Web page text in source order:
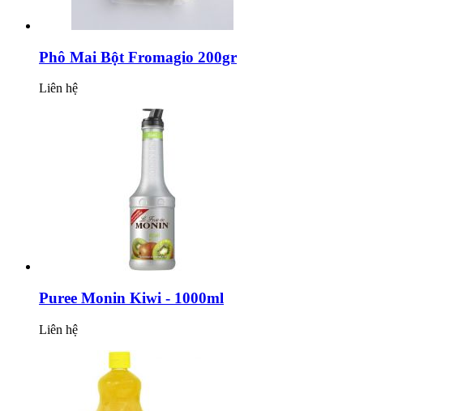
Phô Mai Bột Fromagio 200gr
Liên hệ
Puree Monin Kiwi - 1000ml
Liên hệ